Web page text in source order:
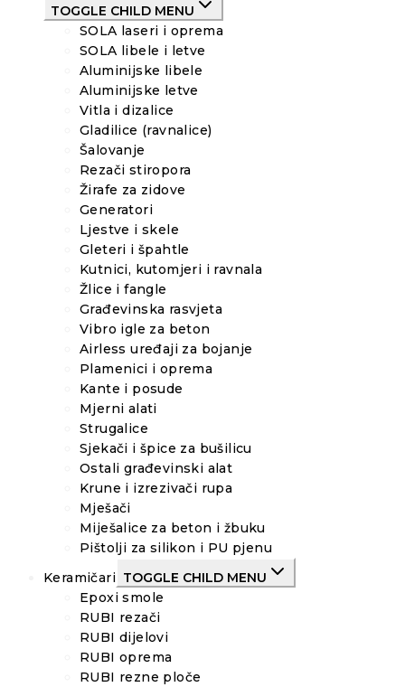
TOGGLE CHILD MENU
SOLA laseri i oprema
SOLA libele i letve
Aluminijske libele
Aluminijske letve
Vitla i dizalice
Gladilice (ravnalice)
Šalovanje
Rezači stiropora
Žirafe za zidove
Generatori
Ljestve i skele
Gleteri i špahtle
Kutnici, kutomjeri i ravnala
Žlice i fangle
Građevinska rasvjeta
Vibro igle za beton
Airless uređaji za bojanje
Plamenici i oprema
Kante i posude
Mjerni alati
Strugalice
Sjekači i špice za bušilicu
Ostali građevinski alat
Krune i izrezivači rupa
Mješači
Miješalice za beton i žbuku
Pištolji za silikon i PU pjenu
Keramičari TOGGLE CHILD MENU
Epoxi smole
RUBI rezači
RUBI dijelovi
RUBI oprema
RUBI rezne ploče